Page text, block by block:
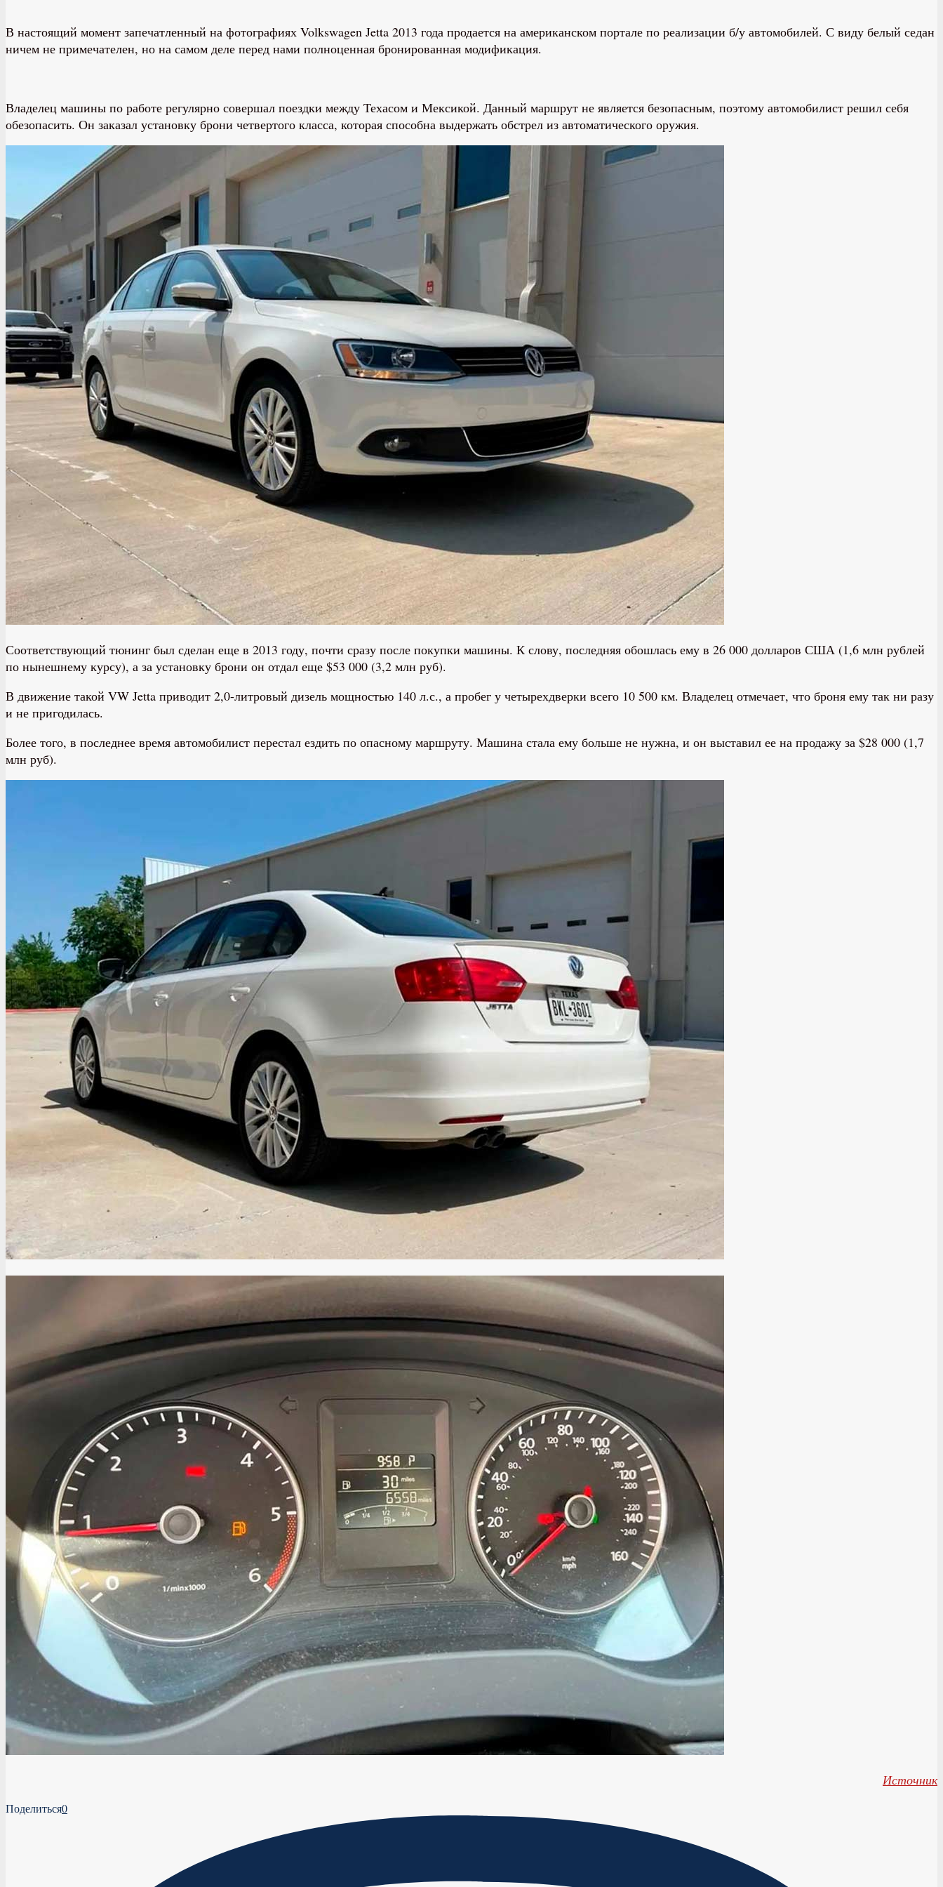
В настоящий момент запечатленный на фотографиях Volkswagen Jetta 2013 года продается на американском портале по реализации б/у автомобилей. С виду белый седан
ничем не примечателен, но на самом деле перед нами полноценная бронированная модификация.
Владелец машины по работе регулярно совершал поездки между Техасом и Мексикой. Данный маршрут не является безопасным, поэтому автомобилист решил себя
обезопасить. Он заказал установку брони четвертого класса, которая способна выдержать обстрел из автоматического оружия.
Соответствующий тюнинг был сделан еще в 2013 году, почти сразу после покупки машины. К слову, последняя обошлась ему в 26 000 долларов США (1,6 млн рублей
по нынешнему курсу), а за установку брони он отдал еще $53 000 (3,2 млн руб).
В движение такой VW Jetta приводит 2,0-литровый дизель мощностью 140 л.с., а пробег у четырехдверки всего 10 500 км. Владелец отмечает, что броня ему так ни разу
и не пригодилась.
Более того, в последнее время автомобилист перестал ездить по опасному маршруту. Машина стала ему больше не нужна, и он выставил ее на продажу за $28 000 (1,7
млн руб).
Источник
Поделиться0